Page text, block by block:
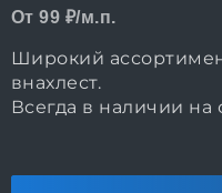
От 99 ₽/м.п.
Широкий
внахлест.
Всегда в наличии на